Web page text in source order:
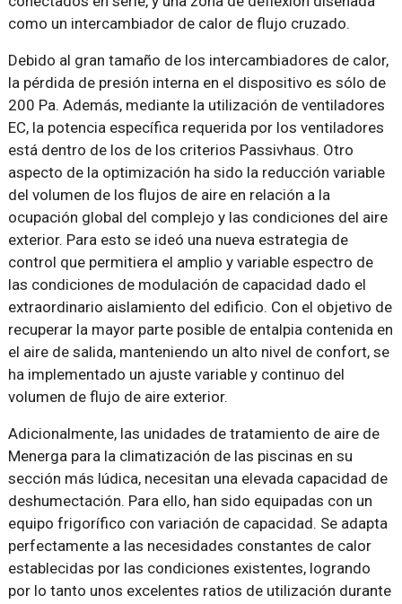
como un intercambiador de calor de flujo cruzado.
Debido al gran tamaño de los intercambiadores de calor,
la pérdida de presión interna en el dispositivo es sólo de
200 Pa. Además, mediante la utilización de ventiladores
EC, la potencia específica requerida por los ventiladores
está dentro de los de los criterios Passivhaus. Otro
aspecto de la optimización ha sido la reducción variable
del volumen de los flujos de aire en relación a la
ocupación global del complejo y las condiciones del aire
exterior. Para esto se ideó una nueva estrategia de
control que permitiera el amplio y variable espectro de
las condiciones de modulación de capacidad dado el
extraordinario aislamiento del edificio. Con el objetivo de
recuperar la mayor parte posible de entalpia contenida en
el aire de salida, manteniendo un alto nivel de confort, se
ha implementado un ajuste variable y continuo del
volumen de flujo de aire exterior.
Adicionalmente, las unidades de tratamiento de aire de
Menerga para la climatización de las piscinas en su
sección más lúdica, necesitan una elevada capacidad de
deshumectación. Para ello, han sido equipadas con un
equipo frigorífico con variación de capacidad. Se adapta
perfectamente a las necesidades constantes de calor
establecidas por las condiciones existentes, logrando
por lo tanto unos excelentes ratios de utilización durante